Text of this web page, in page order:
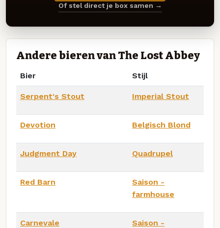
Of stel direct je box samen →
Andere bieren van The Lost Abbey
Bier Stijl
Serpent's Stout Imperial Stout
Devotion Belgisch Blond
Judgment Day Quadrupel
Red Barn
Saison -
farmhouse
Carnevale
Saison -